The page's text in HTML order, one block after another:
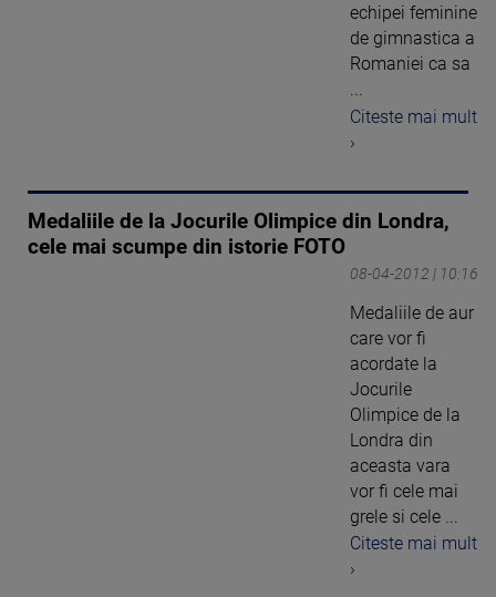
echipei feminine
de gimnastica a
Romaniei ca sa
...
Citeste mai mult
›
Medaliile de la Jocurile Olimpice din Londra,
cele mai scumpe din istorie FOTO
08-04-2012 | 10:16
Medaliile de aur
care vor fi
acordate la
Jocurile
Olimpice de la
Londra din
aceasta vara
vor fi cele mai
grele si cele ...
Citeste mai mult
›